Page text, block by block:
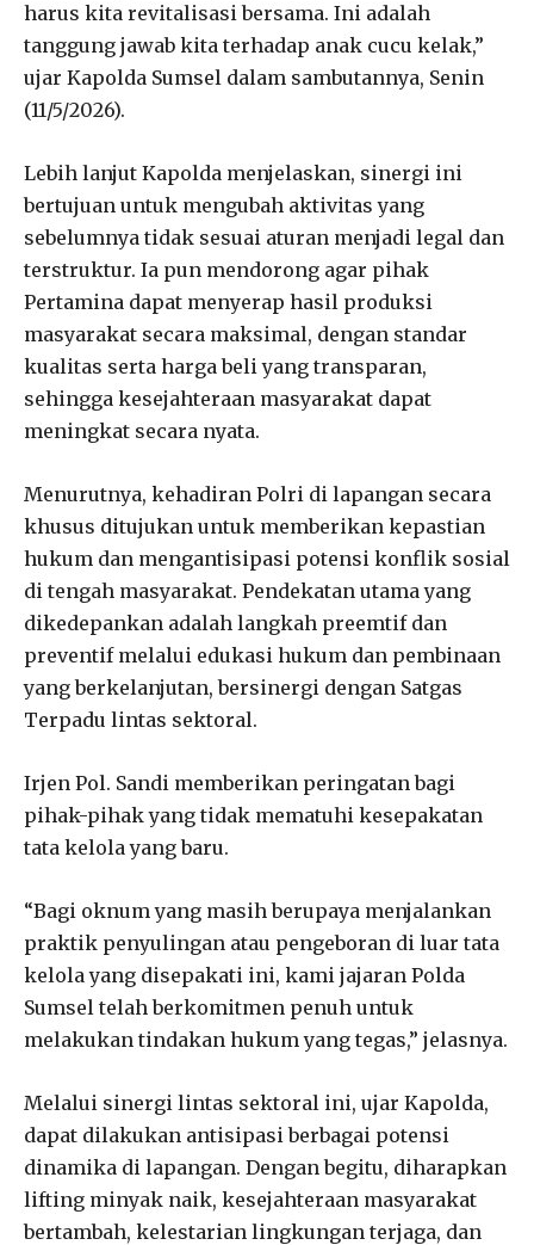
harus kita revitalisasi bersama. Ini adalah
tanggung jawab kita terhadap anak cucu kelak,”
ujar Kapolda Sumsel dalam sambutannya, Senin
(11/5/2026).
Lebih lanjut Kapolda menjelaskan, sinergi ini
bertujuan untuk mengubah aktivitas yang
sebelumnya tidak sesuai aturan menjadi legal dan
terstruktur. Ia pun mendorong agar pihak
Pertamina dapat menyerap hasil produksi
masyarakat secara maksimal, dengan standar
kualitas serta harga beli yang transparan,
sehingga kesejahteraan masyarakat dapat
meningkat secara nyata.
Menurutnya, kehadiran Polri di lapangan secara
khusus ditujukan untuk memberikan kepastian
hukum dan mengantisipasi potensi konflik sosial
di tengah masyarakat. Pendekatan utama yang
dikedepankan adalah langkah preemtif dan
preventif melalui edukasi hukum dan pembinaan
yang berkelanjutan, bersinergi dengan Satgas
Terpadu lintas sektoral.
Irjen Pol. Sandi memberikan peringatan bagi
pihak-pihak yang tidak mematuhi kesepakatan
tata kelola yang baru.
“Bagi oknum yang masih berupaya menjalankan
praktik penyulingan atau pengeboran di luar tata
kelola yang disepakati ini, kami jajaran Polda
Sumsel telah berkomitmen penuh untuk
melakukan tindakan hukum yang tegas,” jelasnya.
Melalui sinergi lintas sektoral ini, ujar Kapolda,
dapat dilakukan antisipasi berbagai potensi
dinamika di lapangan. Dengan begitu, diharapkan
lifting minyak naik, kesejahteraan masyarakat
bertambah, kelestarian lingkungan terjaga, dan